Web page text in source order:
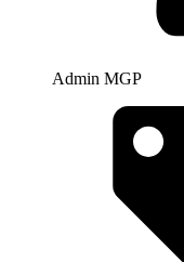
Admin MGP